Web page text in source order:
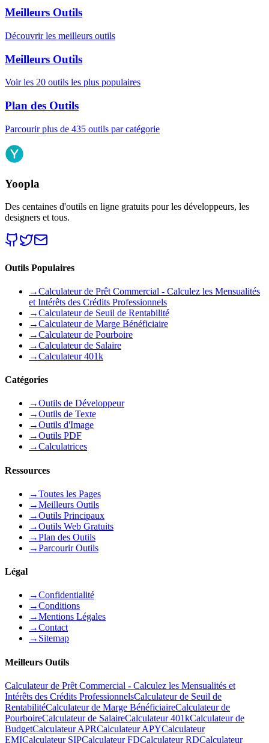
Meilleurs Outils
Découvrir les meilleurs outils
Meilleurs Outils
Voir les 20 outils les plus populaires
Plan des Outils
Parcourir plus de 435 outils par catégorie
Yoopla
Des centaines d'outils en ligne gratuits pour les développeurs, les
designers et tous.
Outils Populaires
→Calculateur de Prêt Commercial - Calculez les Mensualités
et Intérêts des Crédits Professionnels
→Calculateur de Seuil de Rentabilité
→Calculateur de Marge Bénéficiaire
→Calculateur de Pourboire
→Calculateur de Salaire
→Calculateur 401k
Catégories
→Outils de Développeur
→Outils de Texte
→Outils d'Image
→Outils PDF
→Calculatrices
Ressources
→Toutes les Pages
→Meilleurs Outils
→Outils Principaux
→Outils Web Gratuits
→Plan des Outils
→Parcourir Outils
Légal
→Confidentialité
→Conditions
→Mentions Légales
→Contact
→ Sitemap
Meilleurs Outils
Calculateur de Prêt Commercial - Calculez les Mensualités et
Intérêts des Crédits ProfessionnelsCalculateur de Seuil de
RentabilitéCalculateur de Marge BénéficiaireCalculateur de
PourboireCalculateur de SalaireCalculateur 401kCalculateur de
BudgetCalculateur APRCalculateur APYCalculateur
EMICalculateur SIPCalculateur FDCalculateur RDCalculateur